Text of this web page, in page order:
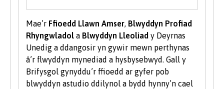
flwyddyn.
Menter
Mae tîm Byddwch Fentrus yn darparu
amrywiaeth o wasanaethau i fyfyrwyr a
Mae’r Ffioedd Llawn Amser Blwyddyn Profiad
Rhyngwladol a Blwyddyn Lleoliad y Deyrnas
Unedig a ddangosir yn gywir mewn perthynas
â’r flwyddyn mynediad a hysbysebwyd. Gall y
Brifysgol gynyddu’r ffioedd ar gyfer pob
blwyddyn astudio ddilynol a bydd hynny’n cael